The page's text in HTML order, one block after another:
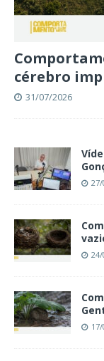
cérebro
31/07/2026
27/
24/